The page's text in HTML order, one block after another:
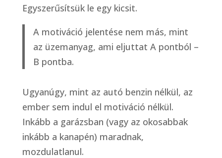
Egyszerűsítsük le egy kicsit.
A motiváció jelentése nem más, mint
az üzemanyag, ami eljuttat A pontból –
B pontba.
Ugyanúgy, mint az autó benzin nélkül, az
ember sem indul el motiváció nélkül.
Inkább a garázsban (vagy az okosabbak
inkább a kanapén) maradnak,
mozdulatlanul.